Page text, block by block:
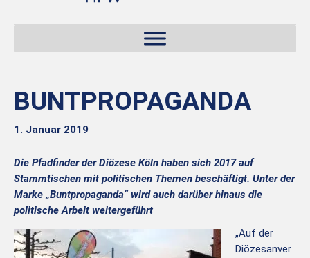
BUNTPROPAGANDA
1. Januar 2019
Die Pfadfinder der Diözese Köln haben sich 2017 auf
Stammtischen mit politischen Themen beschäftigt. Unter der
Marke „Buntpropaganda“ wird auch darüber hinaus die
politische Arbeit weitergeführt
„Auf der
Diözesanver